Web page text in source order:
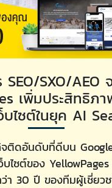
SEO/SXO/AEO
เพิ่มประสิทธิภ
บไซต์ในยุค AI
จติดอันดับที่ดีบน
บไซต์ของ
า 30 ปี ของทีมผู้เชี่ยว